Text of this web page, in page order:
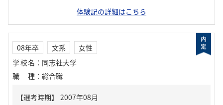
体験記の詳細はこちら
08年卒 文系
女性
学校名 ： 同志社大学
職種 ： 総合職